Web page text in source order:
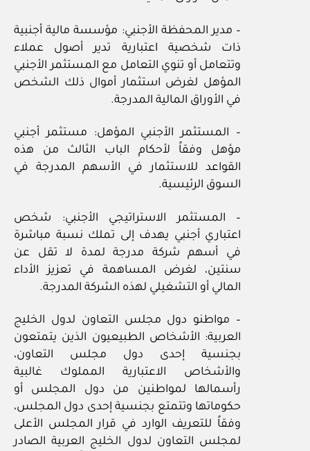
– مدير المحفظة الأجنبي: مؤسسة مالية أجنبية
ذات شخصية اعتبارية تدير أصول عملاء
وتتعامل أو تنوي التعامل مع المستثمر الأجنبي
المؤهل لغرض استثمار أموال ذلك الشخص
في الأوراق المالية المدرجة.
– المستثمر الأجنبي المؤهل: مستثمر أجنبي
مؤهل وفقاً لأحكام الباب الثالث من هذه
القواعد للاستثمار في الأسهم المدرجة في
السوق الرئيسية.
– المستثمر الاستراتيجي الأجنبي: شخص
اعتباري أجنبي يهدف إلى تملك نسبة مباشرة
في أسهم شركة مدرجة لمدة لا تقل عن
سنتين، لغرض المساهمة في تعزيز الأداء
المالي أو التشغيلي لهذه الشركة المدرجة.
– مواطنو دول مجلس التعاون لدول الخليج
العربية: الأشخاص الطبيعيون الذين يتمتعون
بجنسية إحدى دول مجلس التعاون،
والأشخاص الاعتبارية المملوك غالبية
رأسمالها لمواطنين من دول المجلس أو
حكوماتها وتتمتع بجنسية إحدى دول المجلس،
وفقاً للتعريف الوارد في قرار المجلس الأعلى
لمجلس التعاون لدول الخليج العربية الصادر